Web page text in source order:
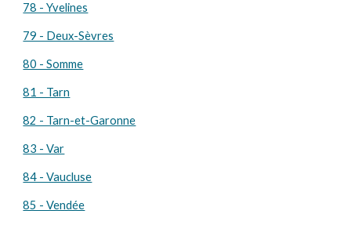
78 - Yvelines
79 - Deux-Sèvres
80 - Somme
81 - Tarn
82 - Tarn-et-Garonne
83 - Var
84 - Vaucluse
85 - Vendée